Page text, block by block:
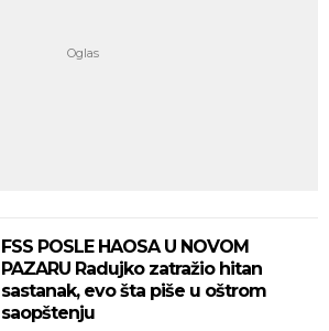
FSS POSLE HAOSA U NOVOM
PAZARU Radujko zatražio hitan
sastanak, evo šta piše u oštrom
saopštenju